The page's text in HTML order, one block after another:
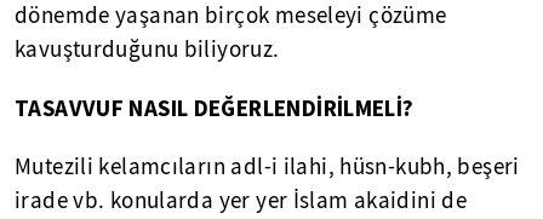
dönemde yaşanan birçok meseleyi çözüme
kavuşturduğunu biliyoruz.
TASAVVUF NASIL DEĞERLENDİRİLMELİ?
Mutezili kelamcıların adl-i ilahi, hüsn-kubh, beşeri
irade vb. konularda yer yer İslam akaidini de